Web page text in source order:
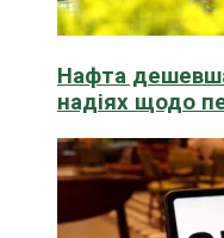
Нафта
надіях щодо